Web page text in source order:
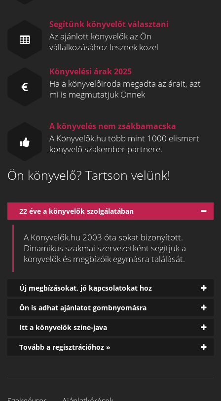
Segítünk könyvelőt választani
Az ajánlott könyvelők az Ön
vállalkozásához lesznek közel
Könyvelési árak 2025
Ha a könyvelőiroda megadta az árait, azt
mi is megmutatjuk Önnek
A könyvelés nem zsákbamacska
A Könyvelők.hu több mint 1000 elismert
könyvelő szakember partnere.
Ön könyvelő? Tartson velünk!
22 éve a könyvelők szolgálatában
A Könyvelők.hu 2003 óta sokat bizonyított.
Dinamikus szakmai szervezetként segítjük a
könyvelők és megbízóik egymásra találását.
Új megbízásokat, jó kapcsolatokat hoz
Ön is adhat ajánlatot gombnyomásra
Itt a könyvelők színe-java
Tovább a regisztrációhoz »